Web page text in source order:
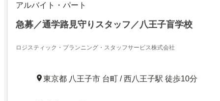
アルバイト・パート
急募／通学路見守りスタッフ／八王子盲学校
ロジスティック・プランニング・スタッフサービス株式会社
東京都 八王子市 台町 / 西八王子駅 徒歩10分